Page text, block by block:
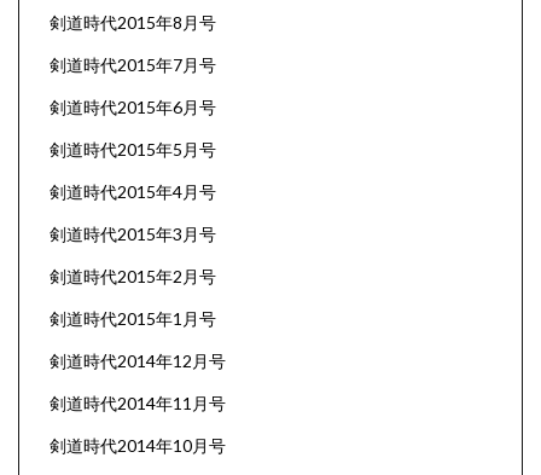
剣道時代2015年8月号
剣道時代2015年7月号
剣道時代2015年6月号
剣道時代2015年5月号
剣道時代2015年4月号
剣道時代2015年3月号
剣道時代2015年2月号
剣道時代2015年1月号
剣道時代2014年12月号
剣道時代2014年11月号
剣道時代2014年10月号